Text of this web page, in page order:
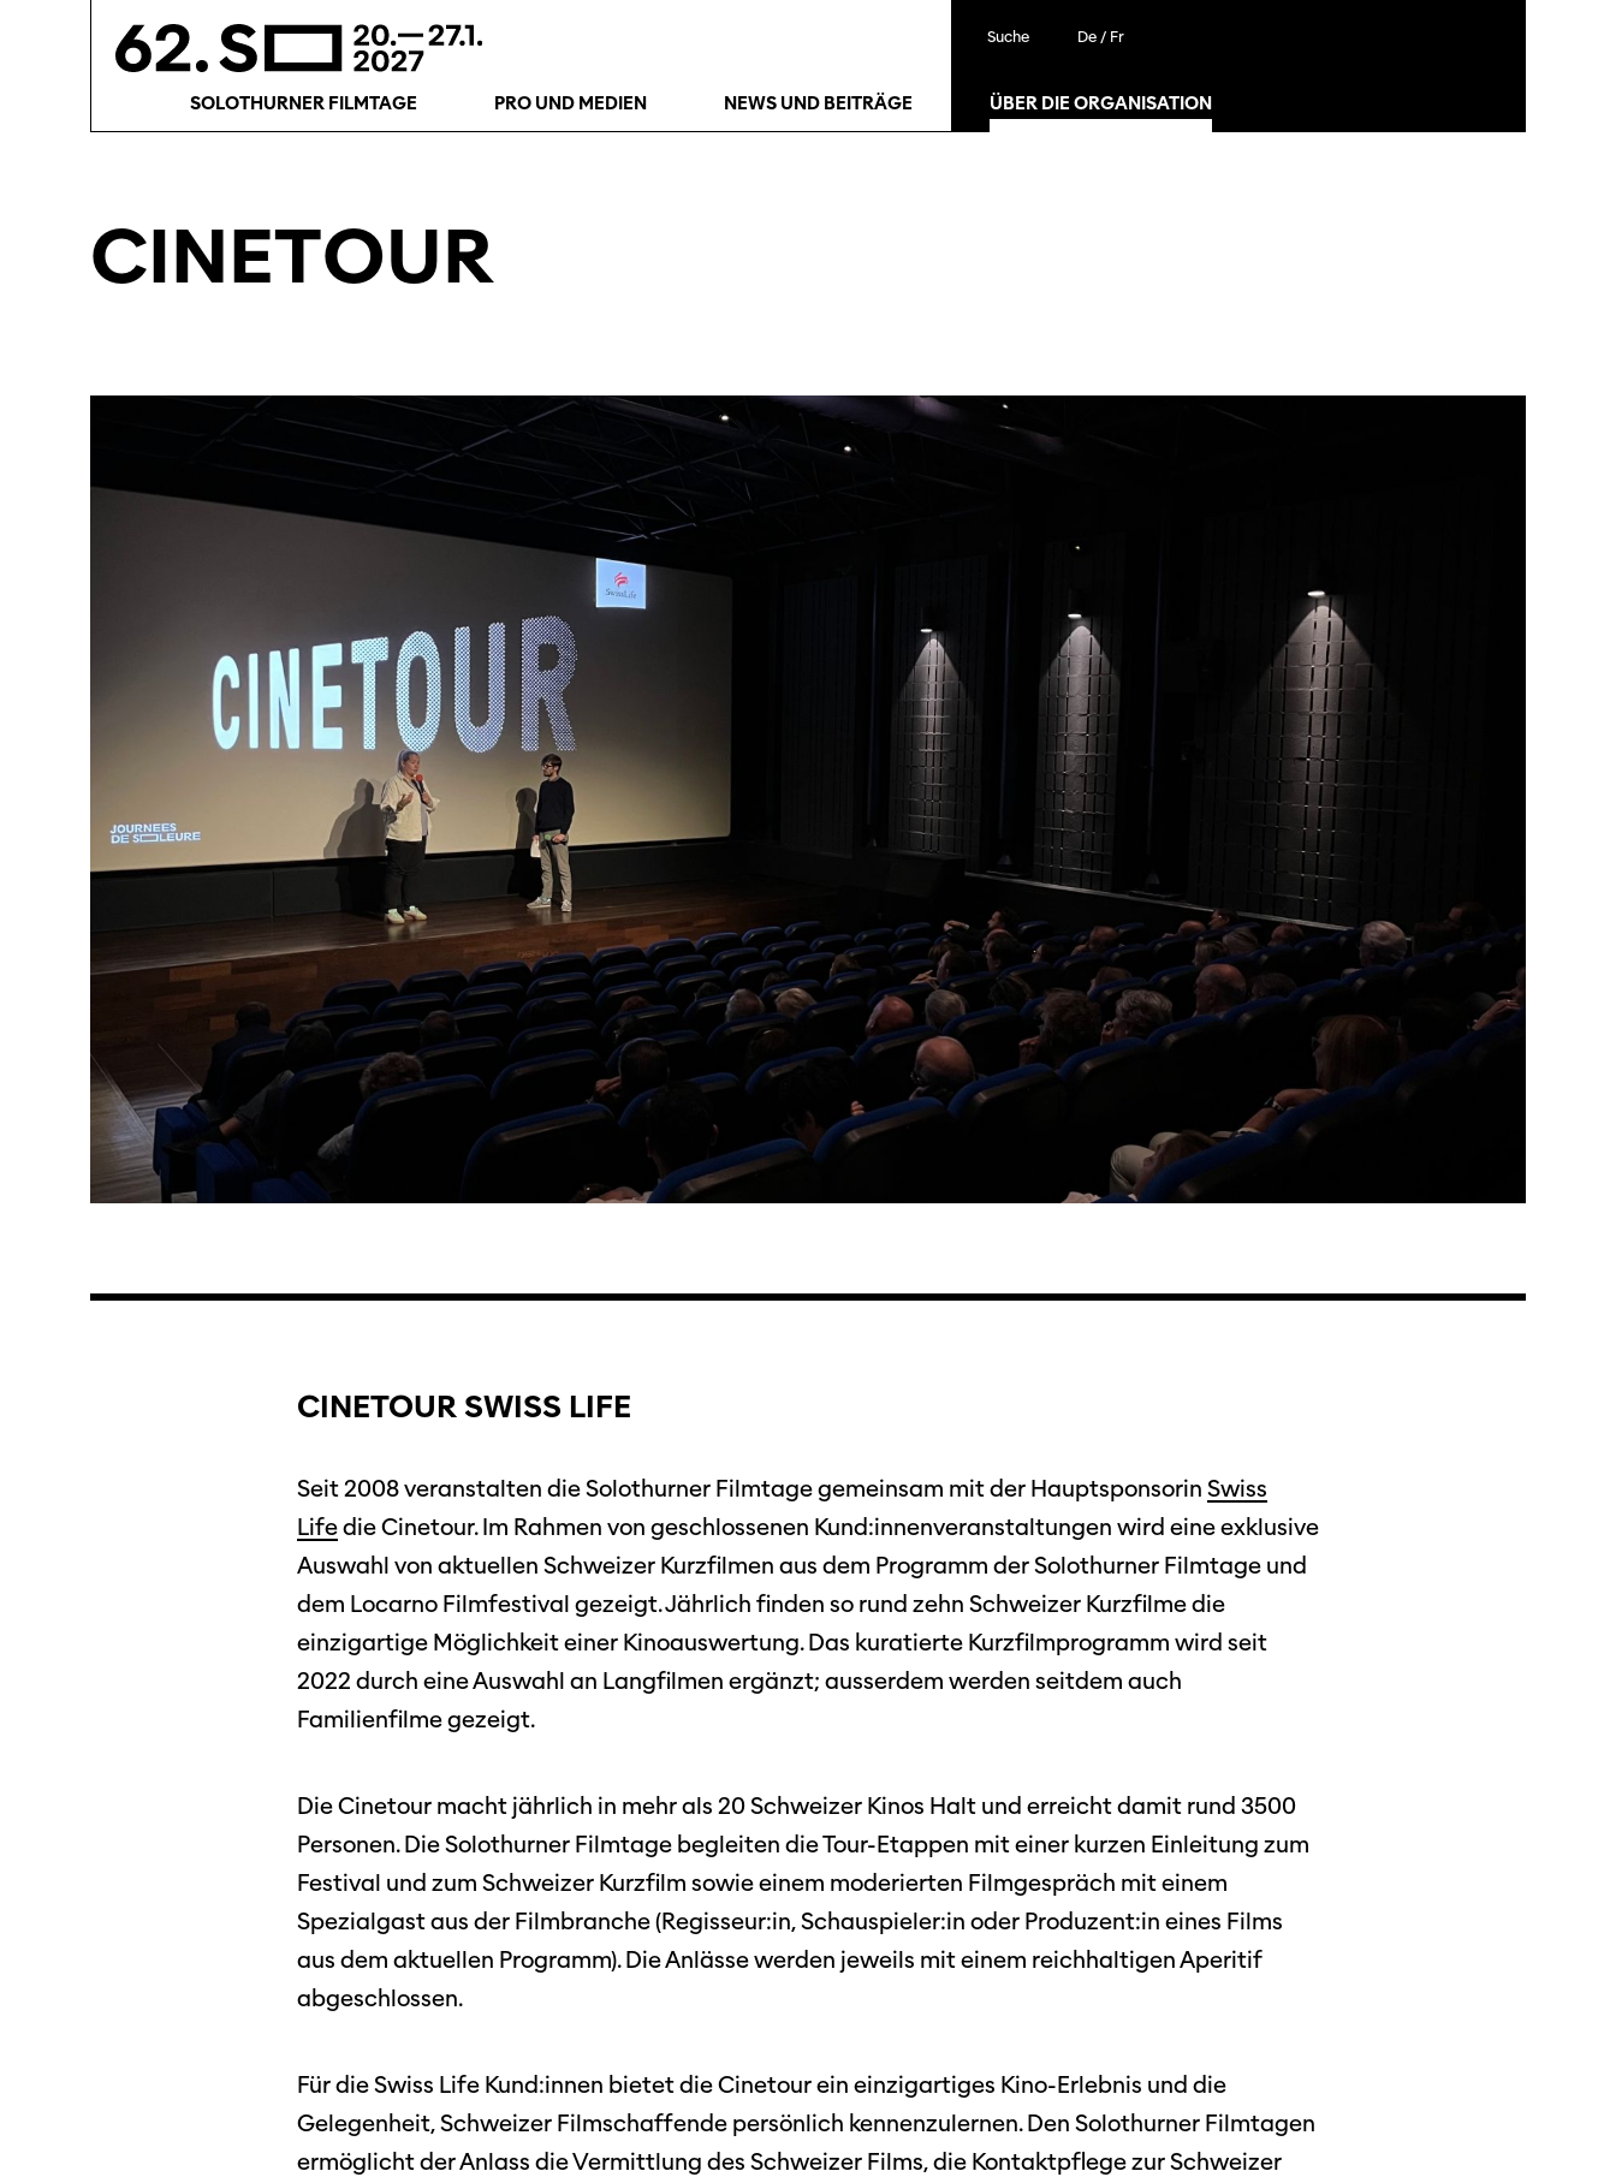
Suche De / Fr
SOLOTHURNER FILMTAGE
Preise und Jurys
Sektionen
Partner:innen
Praktische Informationen
Programmhefte
PRO UND MEDIEN
Filmschaffende
Filmanmeldung
Untertitelungsfonds
Login
Das Industry-
Ausschreibungen
Medien
Medieninfos
NEWS UND BEITRÄGE
Aktuell
Magazin
Podcast
Festivalbilder
Instagram
Facebook
ÜBER DIE ORGANISATION
Kontakt
Unterstützen
Nachhaltigkeit
Jahresberichte
Übers Jahr
Cinetour
filmo
CINETOUR
CINETOUR SWISS LIFE
Seit 2008 veranstalten die Solothurner Filmtage gemeinsam mit der Hauptsponsorin Swiss
Lifedie Cinetour. Im Rahmen von geschlossenen Kund:innenveranstaltungen wird eine exklusive
Auswahl von aktuellen Schweizer Kurzfilmen aus dem Programm der Solothurner Filmtage und
dem Locarno Filmfestival gezeigt. Jährlich finden so rund zehn Schweizer Kurzfilme die
einzigartige Möglichkeit einer Kinoauswertung. Das kuratierte Kurzfilmprogramm wird seit
2022 durch eine Auswahl an Langfilmen ergänzt; ausserdem werden seitdem auch
Familienfilme gezeigt.
Die Cinetour macht jährlich in mehr als 20 Schweizer Kinos Halt und erreicht damit rund 3500
Personen. Die Solothurner Filmtage begleiten die Tour-Etappen mit einer kurzen Einleitung zum
Festival und zum Schweizer Kurzfilm sowie einem moderierten Filmgespräch mit einem
Spezialgast aus der Filmbranche (Regisseur:in, Schauspieler:in oder Produzent:in eines Films
aus dem aktuellen Programm). Die Anlässe werden jeweils mit einem reichhaltigen Aperitif
abgeschlossen.
Für die Swiss Life Kund:innen bietet die Cinetour ein einzigartiges Kino-Erlebnis und die
Gelegenheit, Schweizer Filmschaffende persönlich kennenzulernen. Den Solothurner Filmtagen
ermöglicht der Anlass die Vermittlung des Schweizer Films, die Kontaktpflege zur Schweizer